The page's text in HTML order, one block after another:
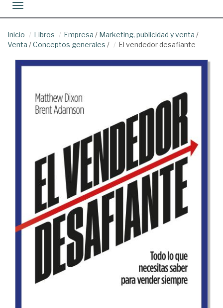
Toggle navigation
Inicio Libros Empresa / Marketing, publicidad y venta /
Venta /Conceptos generales / El vendedor desafiante